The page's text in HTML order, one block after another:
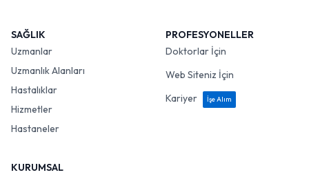
SAĞLIK
Uzmanlar
Uzmanlık Alanları
Hastalıklar
Hizmetler
Hastaneler
PROFESYONELLER
Doktorlar İçin
Web Siteniz İçin
Kariyer
İşe Alım
KURUMSAL